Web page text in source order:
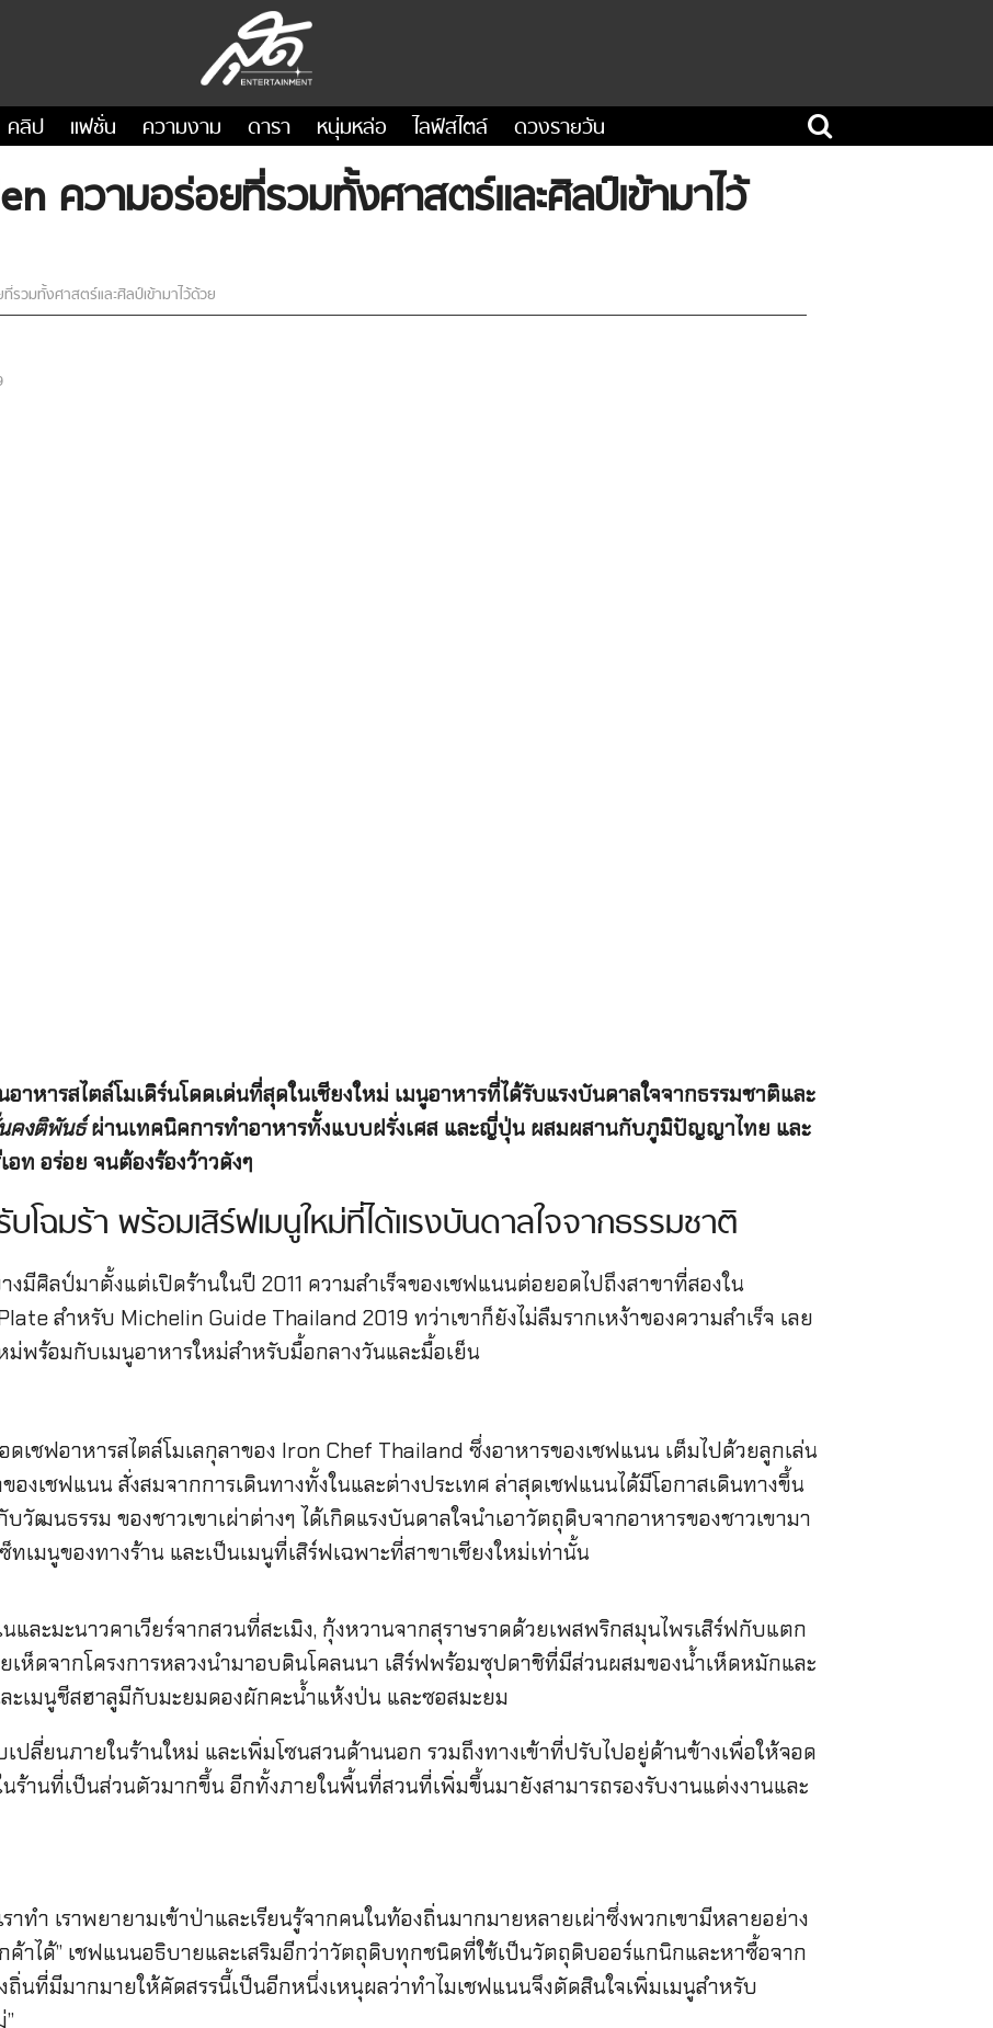
คลิป แฟชั่น ความงาม ดารา หนุ่มหล่อ ไลฟ์สไตล์ ดวงรายวัน
ความอร่อยที่รวมทั้งศาสตร์และศิลป์เข้ามาไว้
วมทั้งศาสตร์และศิลป์เข้ามาไว้ด้วย
าหารสไตล์โมเดิร์นโดดเด่นที่สุดในเชียงใหม่ เมนูอาหารที่ได้รับแรงบันดาลใจจากธรรมชาติและ
คงติพันธ์ผ่านเทคนิคการทำอาหารทั้งแบบฝรั่งเศส และญี่ปุ่น ผสมผสานกับภูมิปัญญาไทย และ
ท อร่อย จนต้องร้องว้าวดังๆ
ฉมร้า พร้อมเสิร์ฟเมนูใหม่ที่ได้แรงบันดาลใจจากธรรมชาติ
งมีศิลป์มาตั้งแต่เปิดร้านในปี 2011 ความสำเร็จของเชฟแนนต่อยอดไปถึงสาขาที่สองใน
สำหรับ Michelin Guide Thailand 2019 ทว่าเขาก็ยังไม่ลืมรากเหง้าของความสำเร็จ เลย
ม่พร้อมกับเมนูอาหารใหม่สำหรับมื้อกลางวันและมื้อเย็น
เชฟอาหารสไตล์โมเลกุลาของ Iron Chef Thailand ซึ่งอาหารของเชฟแนน เต็มไปด้วยลูกเล่น
งเชฟแนน สั่งสมจากการเดินทางทั้งในและต่างประเทศ ล่าสุดเชฟแนนได้มีโอกาสเดินทางขึ้น
วัฒนธรรม ของชาวเขาเผ่าต่างๆ ได้เกิดแรงบันดาลใจนำเอาวัตถุดิบจากอาหารของชาวเขามา
ทเมนูของทางร้าน และเป็นเมนูที่เสิร์ฟเฉพาะที่สาขาเชียงใหม่เท่านั้น
และมะนาวคาเวียร์จากสวนที่สะเมิง, กุ้งหวานจากสุราษราดด้วยเพสพริกสมุนไพรเสิร์ฟกับแตก
เห็ดจากโครงการหลวงนำมาอบดินโคลนนา เสิร์ฟพร้อมซุปดาชิที่มีส่วนผสมของน้ำเห็ดหมักและ
ะเมนูชีสฮาลูมีกับมะยมดองผักคะน้ำแห้งป่น และซอสมะยม
ปลี่ยนภายในร้านใหม่ และเพิ่มโซนสวนด้านนอก รวมถึงทางเข้าที่ปรับไปอยู่ด้านข้างเพื่อให้จอด
ร้านที่เป็นส่วนตัวมากขึ้น อีกทั้งภายในพื้นที่สวนที่เพิ่มขึ้นมายังสามารถรองรับงานแต่งงานและ
าทำ เราพยายามเข้าป่าและเรียนรู้จากคนในท้องถิ่นมากมายหลายเผ่าซึ่งพวกเขามีหลายอย่าง
าได้” เชฟแนนอธิบายและเสริมอีกว่าวัตถุดิบทุกชนิดที่ใช้เป็นวัตถุดิบออร์แกนิกและหาซื้อจาก
นที่มีมากมายให้คัดสรรนี้เป็นอีกหนึ่งเหนุผลว่าทำไมเชฟแนนจึงตัดสินใจเพิ่มเมนูสำหรับ